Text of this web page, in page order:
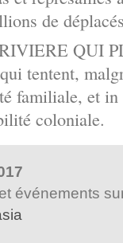
de
QUI
tentent,
familiale, et
coloniale.
événements